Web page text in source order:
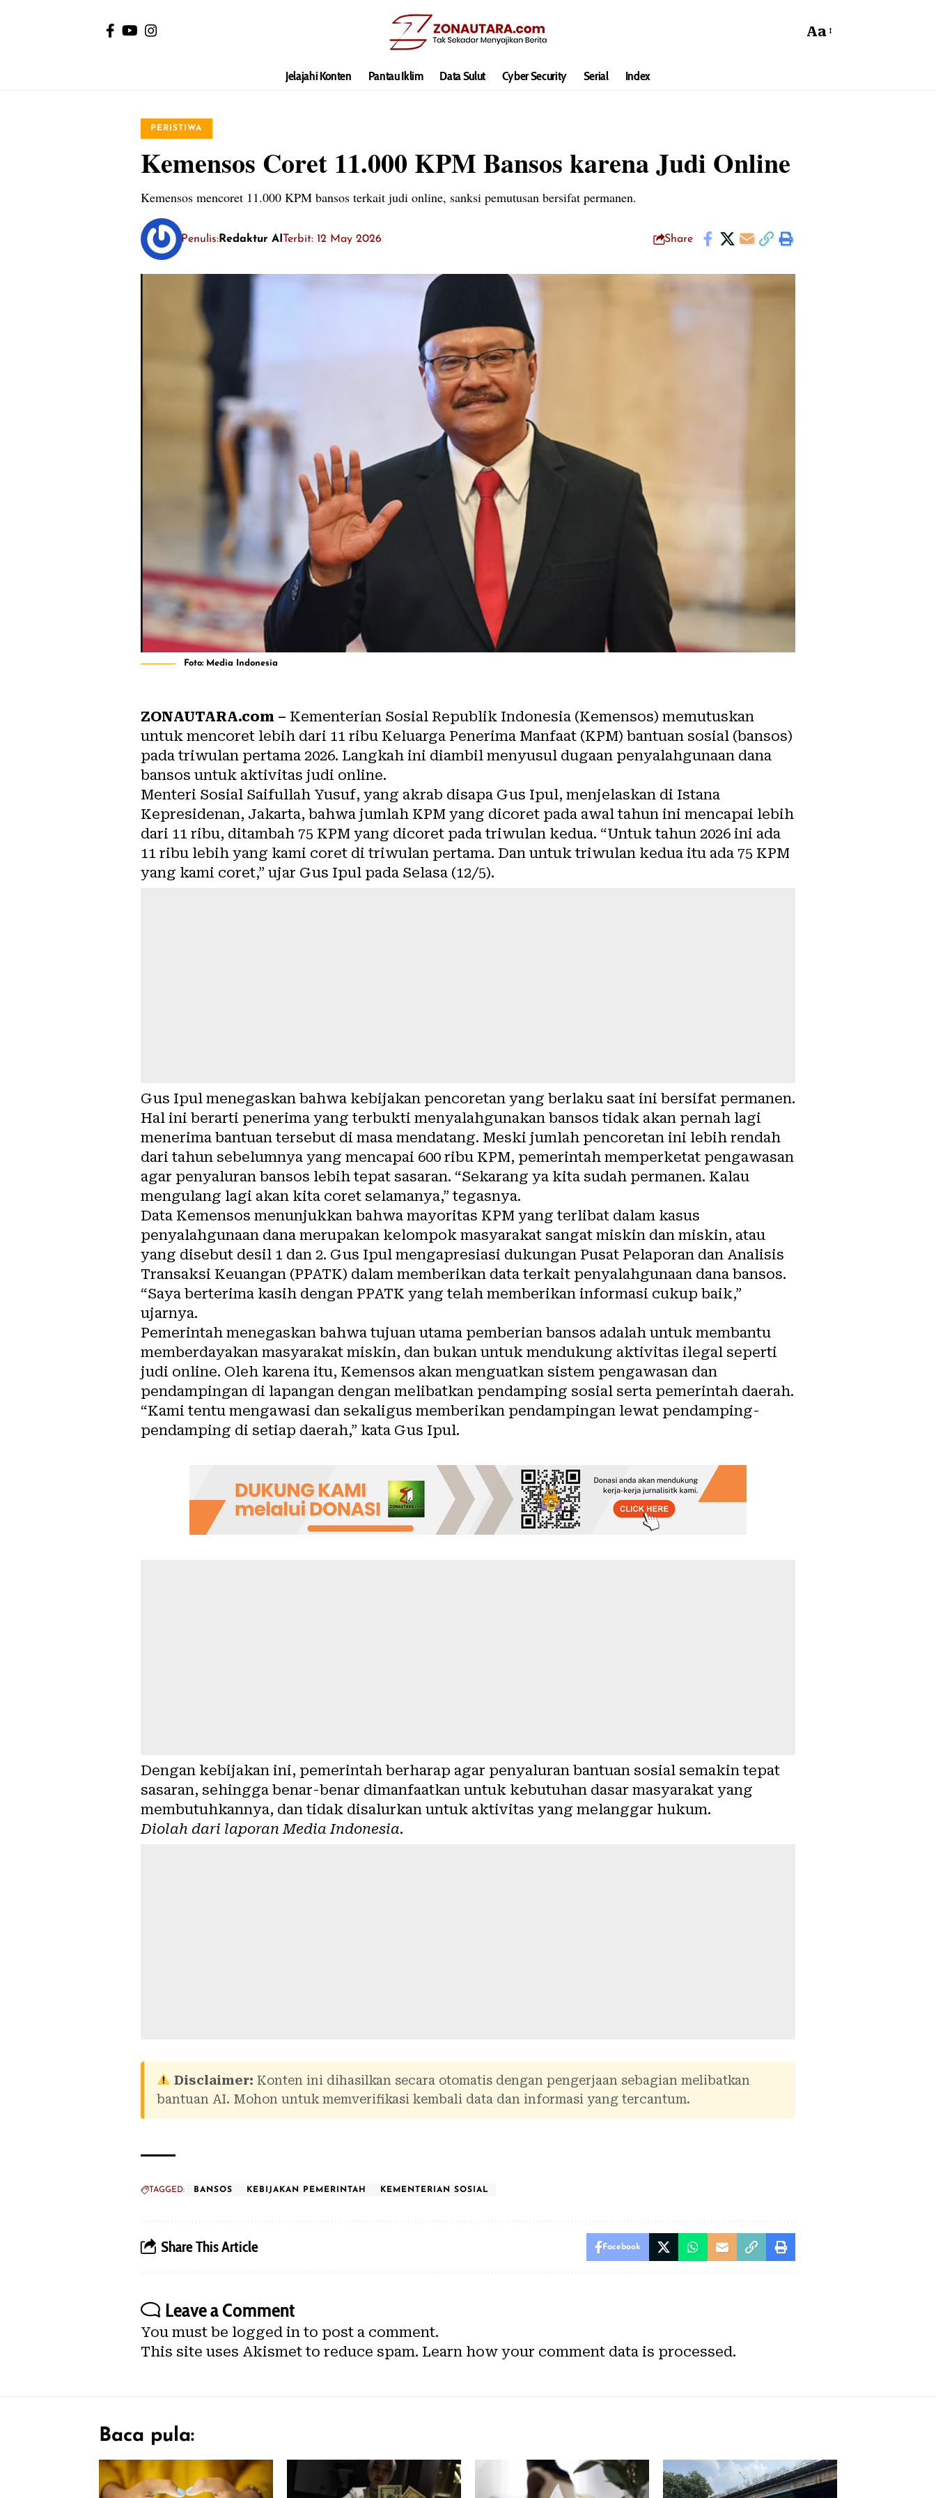
Aa
Jelajahi Konten Pantau Iklim Data Sulut Cyber Security Serial Index
PERISTIWA
Kemensos Coret 11.000 KPM Bansos karena Judi Online
Kemensos mencoret 11.000 KPM bansos terkait judi online, sanksi pemutusan bersifat permanen.
Penulis:Redaktur AI Terbit: 12 May 2026 Share
Foto: Media Indonesia
ZONAUTARA.com – Kementerian Sosial Republik Indonesia (Kemensos) memutuskan
untuk mencoret lebih dari 11 ribu Keluarga Penerima Manfaat (KPM) bantuan sosial (bansos)
pada triwulan pertama 2026. Langkah ini diambil menyusul dugaan penyalahgunaan dana
bansos untuk aktivitas judi online.
Menteri Sosial Saifullah Yusuf, yang akrab disapa Gus Ipul, menjelaskan di Istana
Kepresidenan, Jakarta, bahwa jumlah KPM yang dicoret pada awal tahun ini mencapai lebih
dari 11 ribu, ditambah 75 KPM yang dicoret pada triwulan kedua. “Untuk tahun 2026 ini ada
11 ribu lebih yang kami coret di triwulan pertama. Dan untuk triwulan kedua itu ada 75 KPM
yang kami coret,” ujar Gus Ipul pada Selasa (12/5).
Gus Ipul menegaskan bahwa kebijakan pencoretan yang berlaku saat ini bersifat permanen.
Hal ini berarti penerima yang terbukti menyalahgunakan bansos tidak akan pernah lagi
menerima bantuan tersebut di masa mendatang. Meski jumlah pencoretan ini lebih rendah
dari tahun sebelumnya yang mencapai 600 ribu KPM, pemerintah memperketat pengawasan
agar penyaluran bansos lebih tepat sasaran. “Sekarang ya kita sudah permanen. Kalau
mengulang lagi akan kita coret selamanya,” tegasnya.
Data Kemensos menunjukkan bahwa mayoritas KPM yang terlibat dalam kasus
penyalahgunaan dana merupakan kelompok masyarakat sangat miskin dan miskin, atau
yang disebut desil 1 dan 2. Gus Ipul mengapresiasi dukungan Pusat Pelaporan dan Analisis
Transaksi Keuangan (PPATK) dalam memberikan data terkait penyalahgunaan dana bansos.
“Saya berterima kasih dengan PPATK yang telah memberikan informasi cukup baik,”
ujarnya.
Pemerintah menegaskan bahwa tujuan utama pemberian bansos adalah untuk membantu
memberdayakan masyarakat miskin, dan bukan untuk mendukung aktivitas ilegal seperti
judi online. Oleh karena itu, Kemensos akan menguatkan sistem pengawasan dan
pendampingan di lapangan dengan melibatkan pendamping sosial serta pemerintah daerah.
“Kami tentu mengawasi dan sekaligus memberikan pendampingan lewat pendamping-
pendamping di setiap daerah,” kata Gus Ipul.
Dengan kebijakan ini, pemerintah berharap agar penyaluran bantuan sosial semakin tepat
sasaran, sehingga benar-benar dimanfaatkan untuk kebutuhan dasar masyarakat yang
membutuhkannya, dan tidak disalurkan untuk aktivitas yang melanggar hukum.
Diolah dari laporan Media Indonesia.
Disclaimer: Konten ini dihasilkan secara otomatis dengan pengerjaan sebagian melibatkan
bantuan AI. Mohon untuk memverifikasi kembali data dan informasi yang tercantum.
TAGGED: BANSOS KEBIJAKAN PEMERINTAH KEMENTERIAN SOSIAL
Share This Article Facebook
Leave a Comment
You must be logged in to post a comment.
This site uses Akismet to reduce spam. Learn how your comment data is processed.
Baca pula: